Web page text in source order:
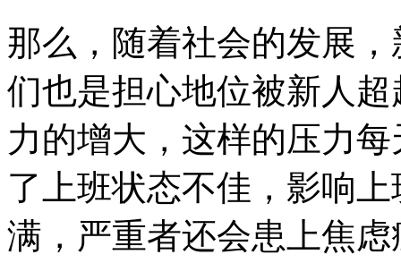
那么，随着社会的发展
们也是担心地位被新人
力的增大，这样的压力
了上班状态不佳，影响
满，严重者还会患上焦